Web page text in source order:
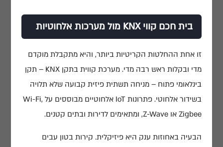
בית חכם קווי KNX מול מערכות אלחוטיות
זו אחת ההחלטות הקריטיות ביותר, והיא מתקבלת מוקדם
מדי ובקלות ראש רבה מדי. מערכת קווית בתקן KNX – תקן
בינלאומי פתוח – מניחה תשתית פיזית קבועה שלא תלויה
בשידור אלחוטי. פתרונות IoT אלחוטיים מבוססים על Wi-Fi,
Zigbee או Z-Wave, ומתאימים לדירות ובתים קטנים.
הבעיה באחוזות ענק היא פיזיקלית. קירות בטון עבים
רשום את הנכס שלך ב-NYG
ענו על כמה שאלות קצרות ונחזור אליכם
חיפוש פרויקט
שליחת הודעה